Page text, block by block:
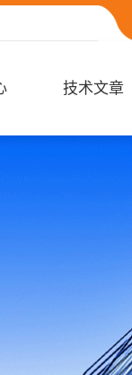
技术文章